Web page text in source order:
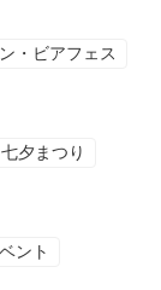
・ビアフェス
七夕まつり
ント